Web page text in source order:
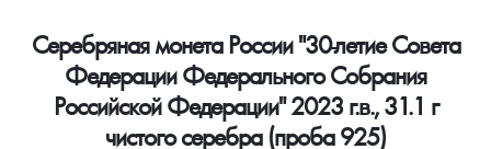
Инвестиционные монеты
Монеты Россия и СССР
Памятные и старинные монеты
Как сделать заказ
Подлинность монет
Доставка
Услуги
Серебряная монета России "30-летие Совета
Федерации Федерального Собрания
Российской Федерации" 2023 г.в., 31.1 г
чистого серебра (проба 925)